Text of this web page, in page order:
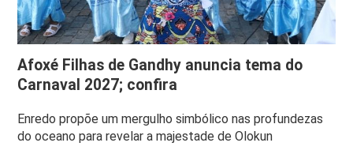
Afoxé Filhas de Gandhy anuncia tema do
Carnaval 2027; confira
Enredo propõe um mergulho simbólico nas profundezas
do oceano para revelar a majestade de Olokun